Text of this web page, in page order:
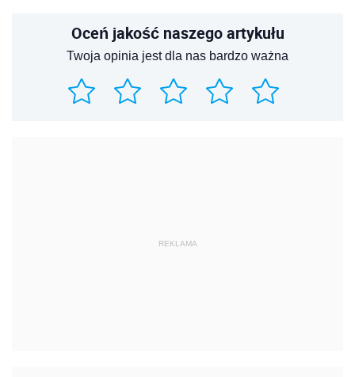
Oceń jakość naszego artykułu
Twoja opinia jest dla nas bardzo ważna
REKLAMA